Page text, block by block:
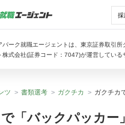
採
パーク就職エージェントは、東京証券取引
株式会社(証券コード：7047)が運営している
ツ 書類選考 ガクチカ
「バックパッカー